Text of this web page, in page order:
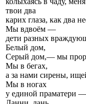
твои два
карих глаза, как два
Мы вдвоём —
дети разных
Белый дом,
Серый дом,— мы
Мы в бегах,
а за нами сирены,
Мы в ногах
у единой праматери